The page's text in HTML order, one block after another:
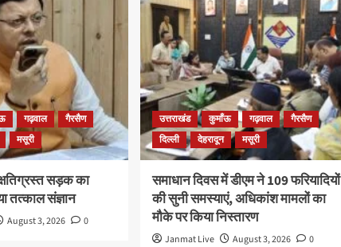
गढ़वाल
गैरसैण
मसूरी
सड़क का
तत्काल संज्ञान
August 3, 2026 0
उत्तराखंड कुमाँऊ गढ़वाल
गैरसैण
दिल्ली
देहरादून मसूरी
समाधान दिवस में डीएम ने 109 फरियादियों
की सुनी समस्याएं, अधिकांश मामलों का
मौके पर किया निस्तारण
Janmat Live August 3, 2026 0